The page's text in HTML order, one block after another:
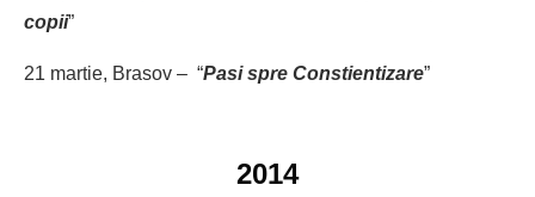
copii”
21 martie, Brasov – “Pasi spre Constientizare”
2014